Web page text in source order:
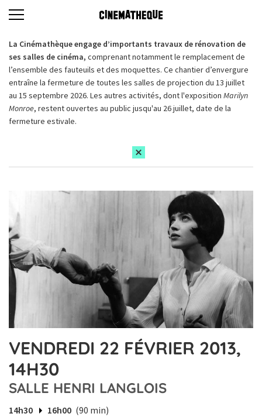
La Cinémathèque engage d’importants travaux de rénovation de
ses salles de cinéma, comprenant notamment le remplacement de
l’ensemble des fauteuils et des moquettes. Ce chantier d’envergure
entraîne la fermeture de toutes les salles de projection du 13 juillet
au 15 septembre 2026. Les autres activités, dont l'exposition Marilyn
Monroe, restent ouvertes au public jusqu'au 26 juillet, date de la
fermeture estivale.
VENDREDI 22 FÉVRIER 2013,
14H30
SALLE HENRI LANGLOIS
14h30 16h00 (90 min)